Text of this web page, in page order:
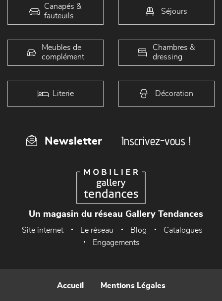
Canapés &
fauteuils
Séjours
Meubles de
complément
Chambres &
dressing
Literie Décoration
Newsletter Inscrivez-vous !
Un magasin du réseau Gallery Tendances
Site internet Le réseau Blog
Catalogues
Engagements
Accueil Mentions Légales